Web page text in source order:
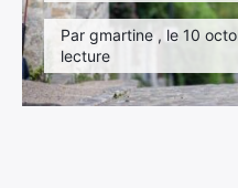
Par gmartine , le 10
lecture